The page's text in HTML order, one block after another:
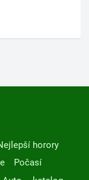
horory
Počasí